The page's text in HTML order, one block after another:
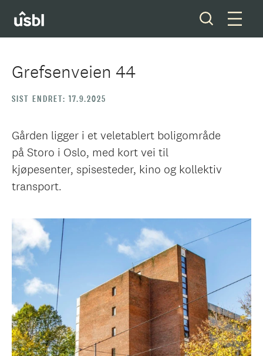
Våre tjenester
Ditt styreverv
Medlemskap
Forkjøpsrett
Om oss
Grefsenveien 44
SIST ENDRET: 17.9.2025
Gården ligger i et veletablert boligområde
på Storo i Oslo, med kort vei til
kjøpesenter, spisesteder, kino og kollektiv
transport.